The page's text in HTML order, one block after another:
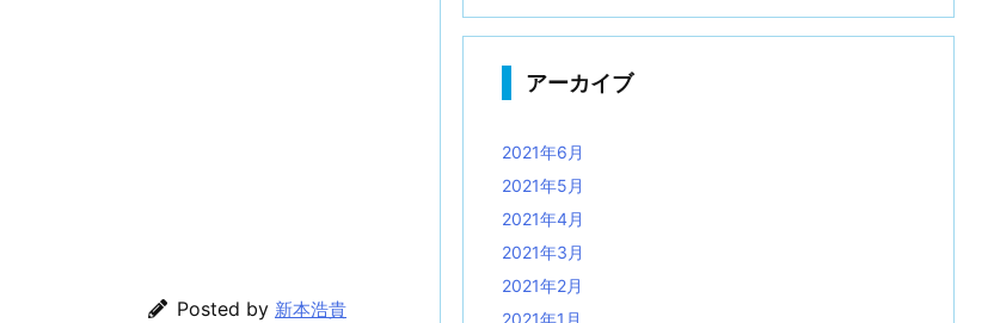
Posted by 新本浩貴
アーカイブ
2021年6月
2021年5月
2021年4月
2021年3月
2021年2月
2021年1月